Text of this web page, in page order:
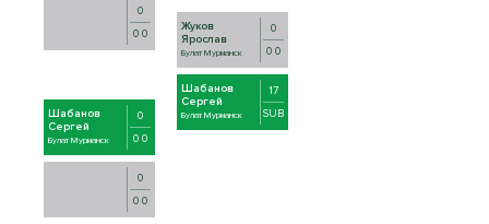
0
0 0
Шабанов
Сергей
Булат Мурманск
0
0 0
0
0 0
Жуков
Ярослав
Булат Мурманск
0
0 0
Шабанов
Сергей
Булат Мурманск
17
SUB